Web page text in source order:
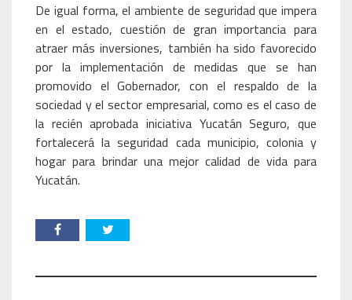
De igual forma, el ambiente de seguridad que impera
en el estado, cuestión de gran importancia para
atraer más inversiones, también ha sido favorecido
por la implementación de medidas que se han
promovido el Gobernador, con el respaldo de la
sociedad y el sector empresarial, como es el caso de
la recién aprobada iniciativa Yucatán Seguro, que
fortalecerá la seguridad cada municipio, colonia y
hogar para brindar una mejor calidad de vida para
Yucatán.